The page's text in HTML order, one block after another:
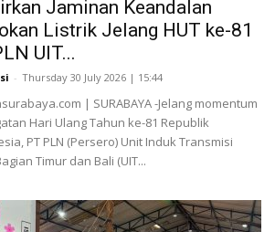
Jaminan Keandalan
Listrik Jelang HUT ke-81
UIT...
- Thursday 30 July 2026 | 15:44
| SURABAYA -Jelang momentum
Hari Ulang Tahun ke-81 Republik
PT PLN (Persero) Unit Induk Transmisi
Timur dan Bali (UIT...